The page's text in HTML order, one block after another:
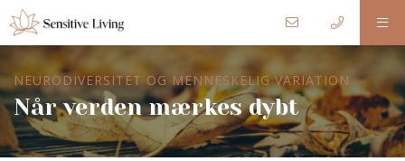
NEURODIVERSITET OG MENNESKELIG VARIATION
Når verden mærkes dybt